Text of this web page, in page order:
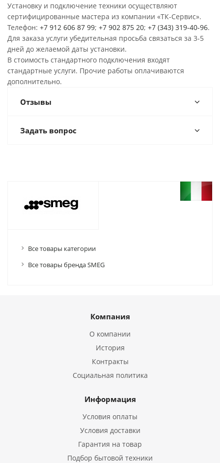
Установку и подключение техники осуществляют
сертифицированные мастера из компании «ТК-Сервис».
Телефон: +7 912 606 87 99; +7 902 875 20; +7 (343) 319-40-96.
Для заказа услуги убедительная просьба связаться за 3-5
дней до желаемой даты установки.
В стоимость стандартного подключения входят
стандартные услуги. Прочие работы оплачиваются
дополнительно.
Отзывы
Задать вопрос
Все товары категории
Все товары бренда SMEG
Компания
О компании
История
Контракты
Социальная политика
Информация
Условия оплаты
Условия доставки
Гарантия на товар
Подбор бытовой техники